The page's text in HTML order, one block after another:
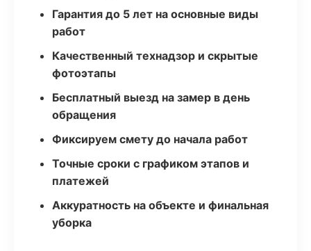
Гарантия до 5 лет на основные виды
работ
Качественный технадзор и скрытые
фотоэтапы
Бесплатный выезд на замер в день
обращения
Фиксируем смету до начала работ
Точные сроки с графиком этапов и
платежей
Аккуратность на объекте и финальная
уборка